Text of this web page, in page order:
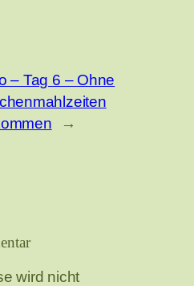
– Tag 6 – Ohne
→
wird nicht